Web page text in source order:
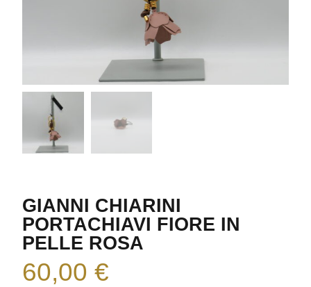
GIANNI CHIARINI
PORTACHIAVI FIORE IN
PELLE ROSA
60,00€